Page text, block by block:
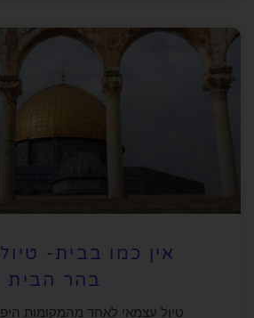
אין כמו בבית-
בהר הבית
טיול עצמאי לאחד מהמקומות